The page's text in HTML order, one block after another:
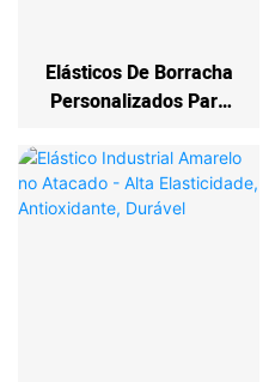
Elásticos De Borracha
Personalizados Para
De Ancoragem
Resistente E
Antienvelhecimento